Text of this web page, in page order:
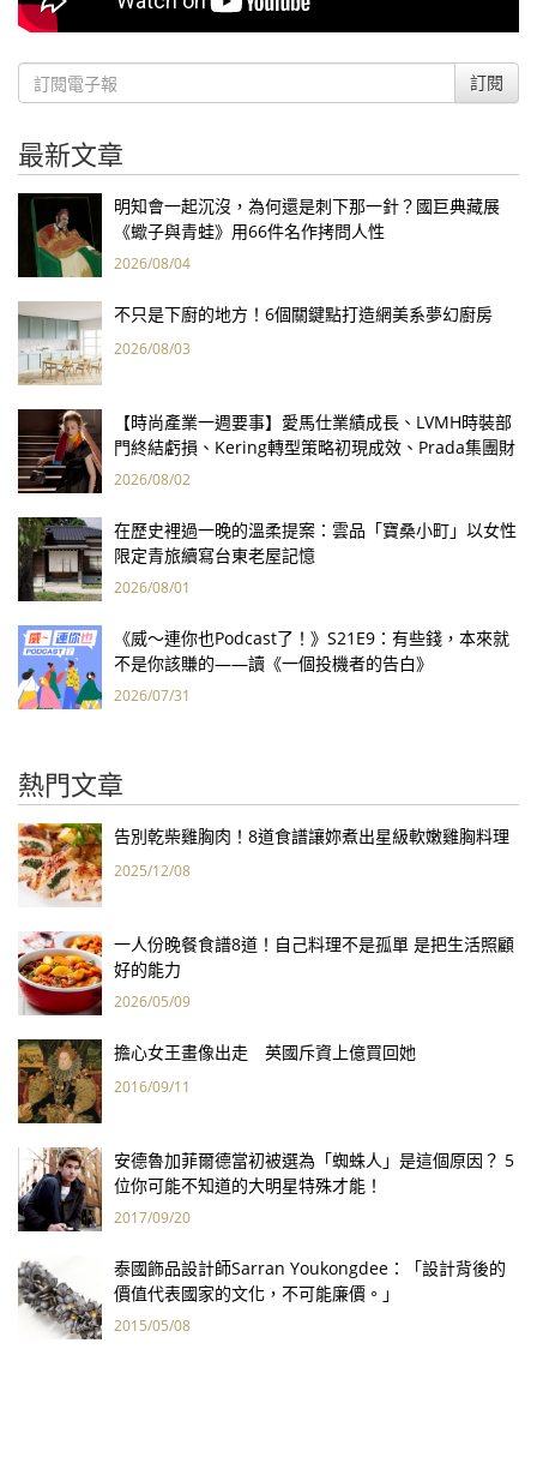
訂閱
最新文章
明知會一起沉沒，為何還是刺下那一針？國巨典藏展
《蠍子與青蛙》用66件名作拷問人性
2026/08/04
不只是下廚的地方！6個關鍵點打造網美系夢幻廚房
2026/08/03
【時尚產業一週要事】愛馬仕業績成長、LVMH時裝部
門終結虧損、Kering轉型策略初現成效、Prada集團財
報亮眼
2026/08/02
在歷史裡過一晚的溫柔提案：雲品「寶桑小町」以女性
限定青旅續寫台東老屋記憶
2026/08/01
《威～連你也Podcast了！》S21E9：有些錢，本來就
不是你該賺的——讀《一個投機者的告白》
2026/07/31
熱門文章
告別乾柴雞胸肉！8道食譜讓妳煮出星級軟嫩雞胸料理
2025/12/08
一人份晚餐食譜8道！自己料理不是孤單 是把生活照顧
好的能力
2026/05/09
擔心女王畫像出走 英國斥資上億買回她
2016/09/11
安德魯加菲爾德當初被選為「蜘蛛人」是這個原因？ 5
位你可能不知道的大明星特殊才能！
2017/09/20
泰國飾品設計師Sarran Youkongdee：「設計背後的
價值代表國家的文化，不可能廉價。」
2015/05/08